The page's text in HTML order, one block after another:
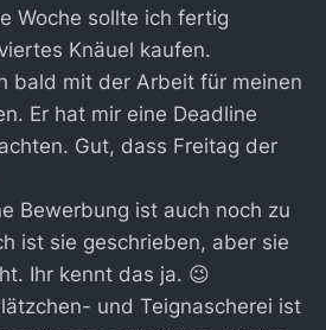
Woche sollte ich fertig
Knäuel kaufen.
bald mit der Arbeit für meinen
Er hat mir eine Deadline
Gut, dass Freitag der
Bewerbung ist auch noch zu
ist sie geschrieben, aber sie
Ihr kennt das ja. 😉
und Teignascherei ist